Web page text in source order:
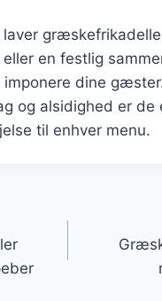
laver
en festlig
dine
og alsidighed er de
til enhver menu.